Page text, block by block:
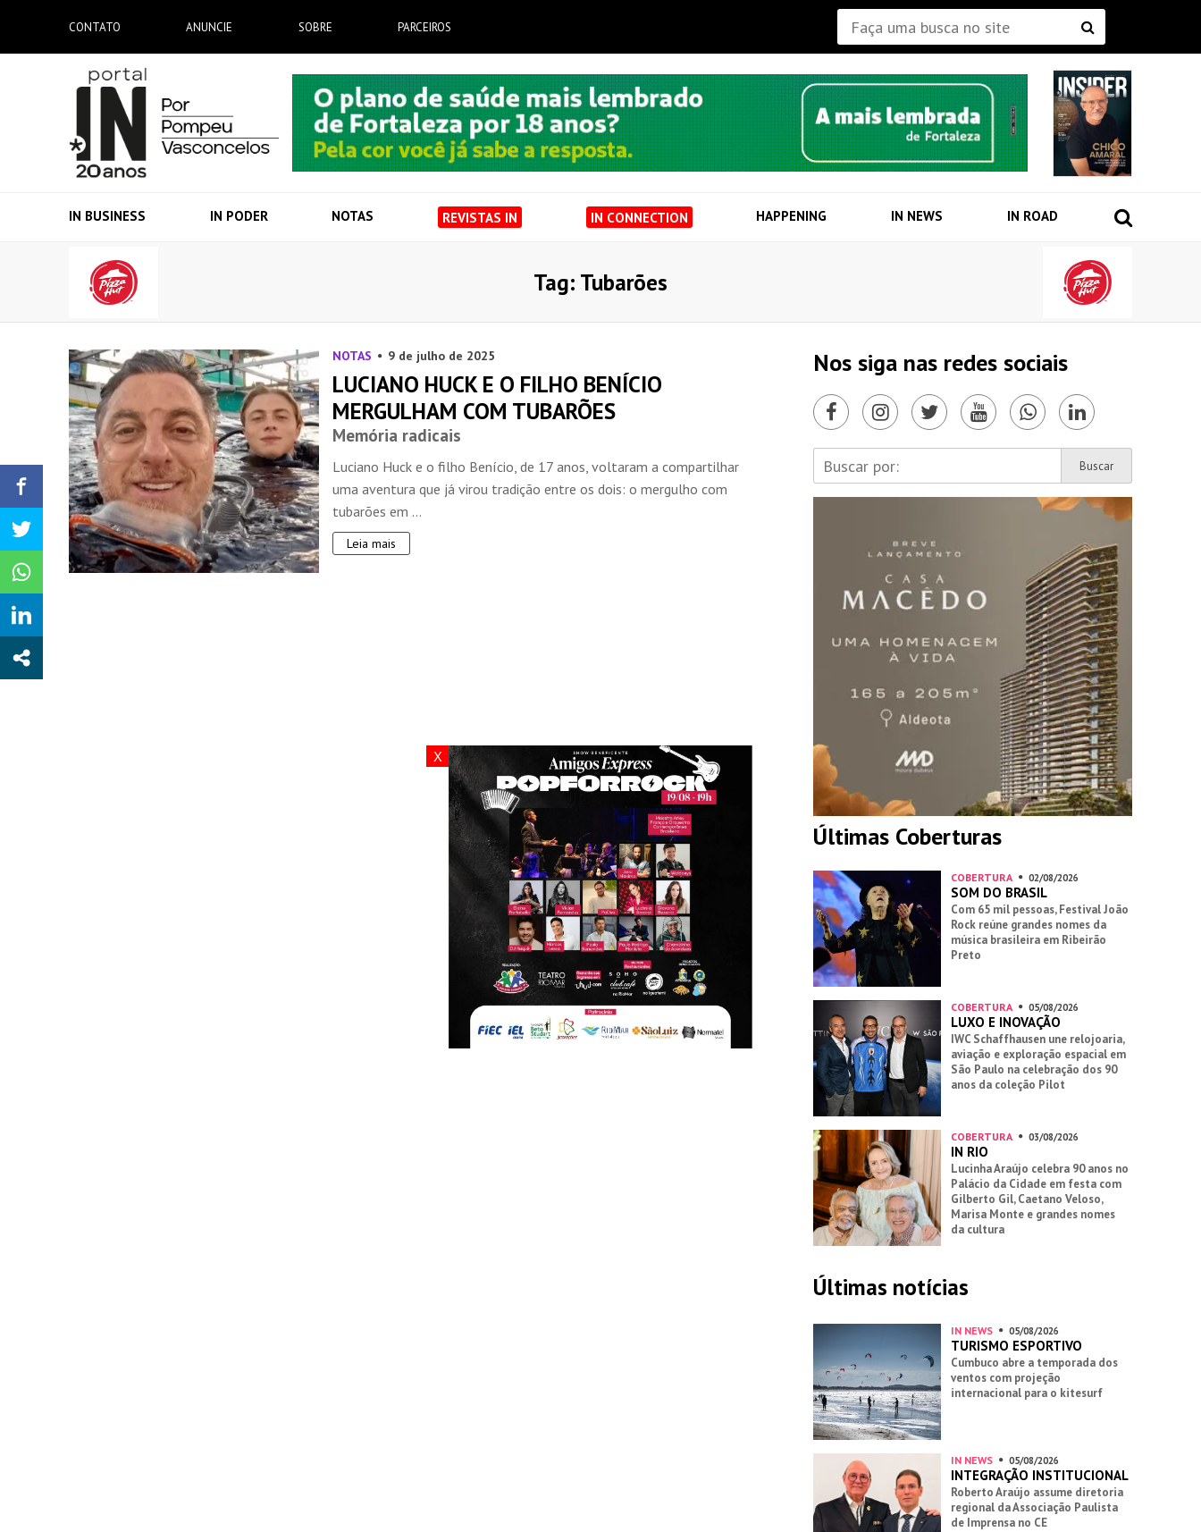
CONTATO ANUNCIE SOBRE PARCEIROS
IN BUSINESS IN PODER NOTAS REVISTAS IN IN CONNECTION HAPPENING IN NEWS IN ROAD
Tag: Tubarões
NOTAS 9 de julho de 2025
LUCIANO HUCK E O FILHO BENÍCIO
MERGULHAM COM TUBARÕES
Memória radicais
Luciano Huck e o filho Benício, de 17 anos, voltaram a compartilhar
uma aventura que já virou tradição entre os dois: o mergulho com
tubarões em ...
Leia mais
Nos siga nas redes sociais
Últimas Coberturas
COBERTURA 02/08/2026
SOM DO BRASIL
Com 65 mil pessoas, Festival João
Rock reúne grandes nomes da
música brasileira em Ribeirão
Preto
COBERTURA 05/08/2026
LUXO E INOVAÇÃO
IWC Schaffhausen une relojoaria,
aviação e exploração espacial em
São Paulo na celebração dos 90
anos da coleção Pilot
COBERTURA 03/08/2026
IN RIO
Lucinha Araújo celebra 90 anos no
Palácio da Cidade em festa com
Gilberto Gil, Caetano Veloso,
Marisa Monte e grandes nomes
da cultura
Últimas notícias
IN NEWS 05/08/2026
TURISMO ESPORTIVO
Cumbuco abre a temporada dos
ventos com projeção
internacional para o kitesurf
IN NEWS 05/08/2026
INTEGRAÇÃO INSTITUCIONAL
Roberto Araújo assume diretoria
regional da Associação Paulista
de Imprensa no CE
X